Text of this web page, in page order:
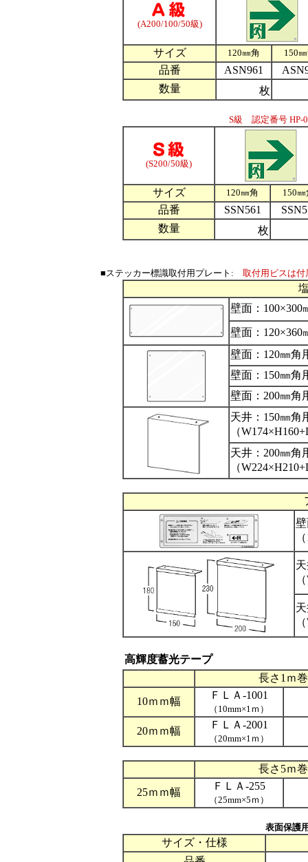
(A200/100/50級)
サイズ 120㎜角 150
品番 ASN961
数量
枚
S級 認定番号 HP-
(S200/50級)
サイズ 120㎜角 150㎜
品番 SSN561
数量
枚
■ステッカー標識取付用プレート: 取付用ビスは
壁面：100×300
壁面：120×360
壁面：120㎜角
壁面：150㎜角
壁面：200㎜角
天井：150㎜角
（
天井：200㎜角
（
高輝度蓄光テープ
長さ1ｍ巻
10ｍｍ幅
ＦＬＡ-1001
（10mm×1ｍ）
20ｍｍ幅
ＦＬＡ-2001
（20mm×1ｍ）
長さ5ｍ巻
25ｍｍ幅
ＦＬＡ-255
（25mm×5ｍ）
表面保護
サイズ・仕様